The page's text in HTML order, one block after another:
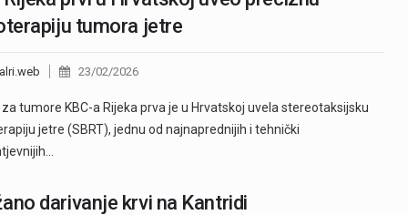
tumora jetre
23/02/2026
za tumore KBC-a Rijeka prva je u Hrvatskoj uvela stereotaksijsku
jetre (SBRT), jednu od najnaprednijih i tehnički
darivanje krvi na Kantridi